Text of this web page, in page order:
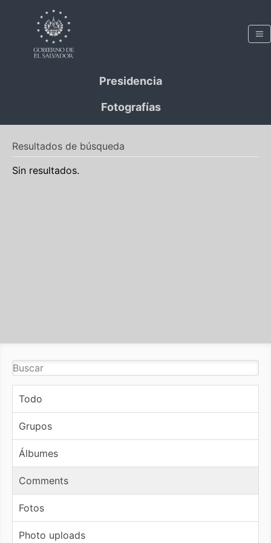
Presidencia
Fotografías
Resultados de búsqueda
Sin resultados.
Todo
Grupos
Álbumes
Comments
Fotos
Photo uploads